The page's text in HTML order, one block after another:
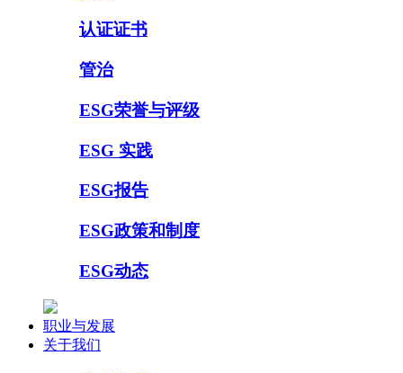
认证证书
管治
ESG荣誉与评级
ESG 实践
ESG报告
ESG政策和制度
ESG动态
职业与发展
关于我们